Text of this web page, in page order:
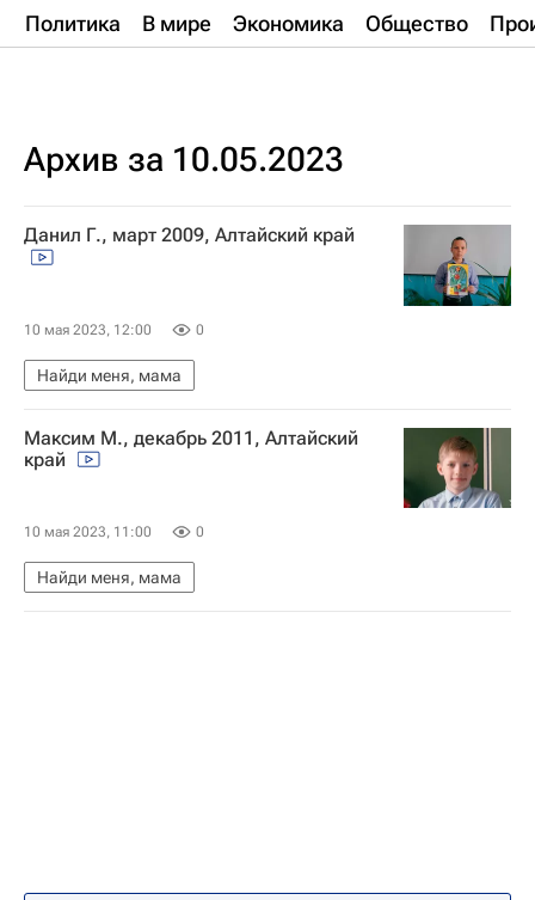
Политика В мире Экономика Общество
Архив за 10.05.2023
Данил Г., март 2009, Алтайский край
10 мая 2023, 12:00 0
Найди меня, мама
Максим М., декабрь 2011, Алтайский
край
10 мая 2023, 11:00 0
Найди меня, мама